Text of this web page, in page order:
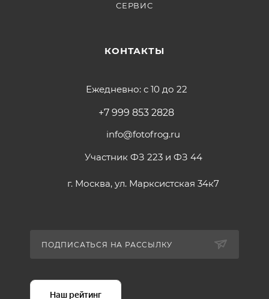
СЕРВИС
КОНТАКТЫ
Ежедневно: с 10 до 22
+7 999 853 2828
info@fotofrog.ru
Участник ФЗ 223 и ФЗ 44
г. Москва, ул. Марксистская 34к7
ПОДПИСАТЬСЯ НА РАССЫЛКУ